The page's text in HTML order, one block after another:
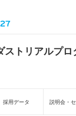
ストリアルプロ
採用データ 説明会・